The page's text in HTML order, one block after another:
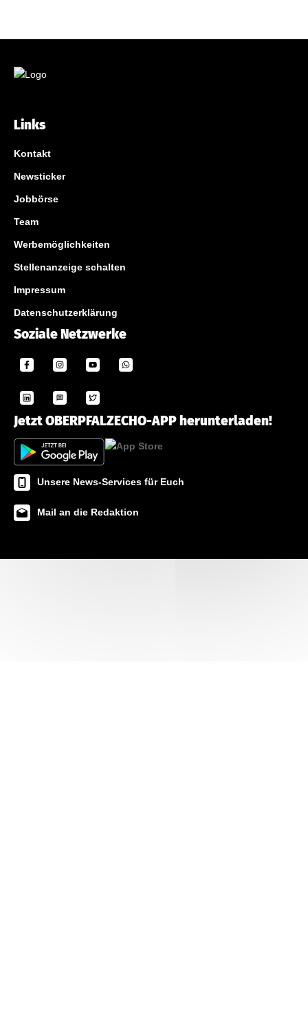
Links
Kontakt
Newsticker
Jobbörse
Team
Werbemöglichkeiten
Stellenanzeige schalten
Impressum
Datenschutzerklärung
Soziale Netzwerke
Jetzt OBERPFALZECHO-APP herunterladen!
Unsere News-Services für Euch
Mail an die Redaktion